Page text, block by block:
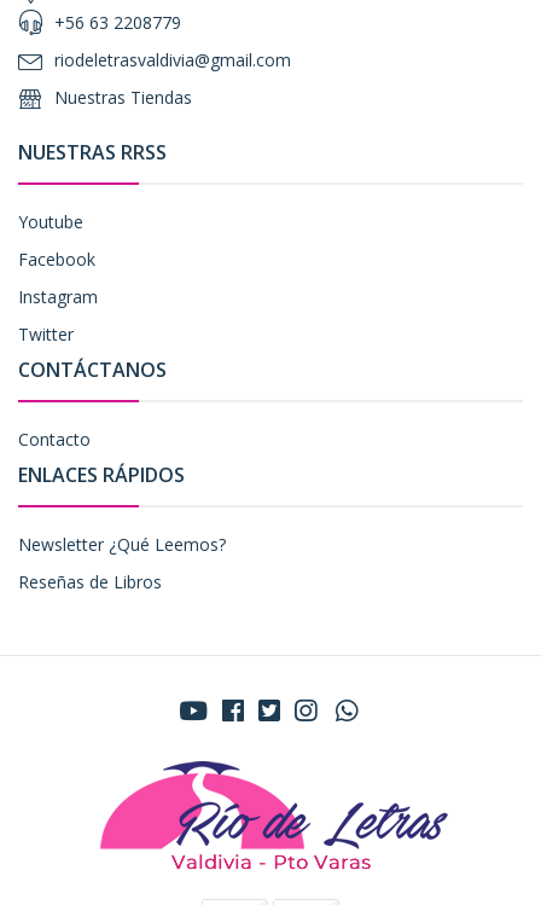
+56 63 2208779
riodeletrasvaldivia@gmail.com
Nuestras Tiendas
NUESTRAS RRSS
Youtube
Facebook
Instagram
Twitter
CONTÁCTANOS
Contacto
ENLACES RÁPIDOS
Newsletter ¿Qué Leemos?
Reseñas de Libros